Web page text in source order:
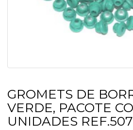
GROMETS DE
VERDE, PACOTE
UNIDADES